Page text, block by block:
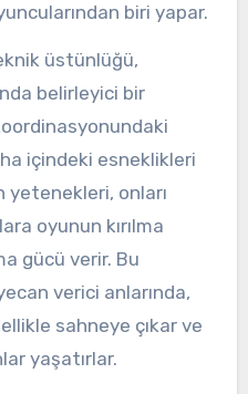
biri yapar.
üstünlüğü,
belirleyici bir
içindeki esneklikleri
yetenekleri, onları
oyunun kırılma
gücü verir. Bu
verici anlarında,
sahneye çıkar ve
yaşatırlar.